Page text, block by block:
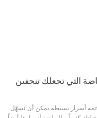
ثمة أسرار بسيطة يمكن أن تسهّل